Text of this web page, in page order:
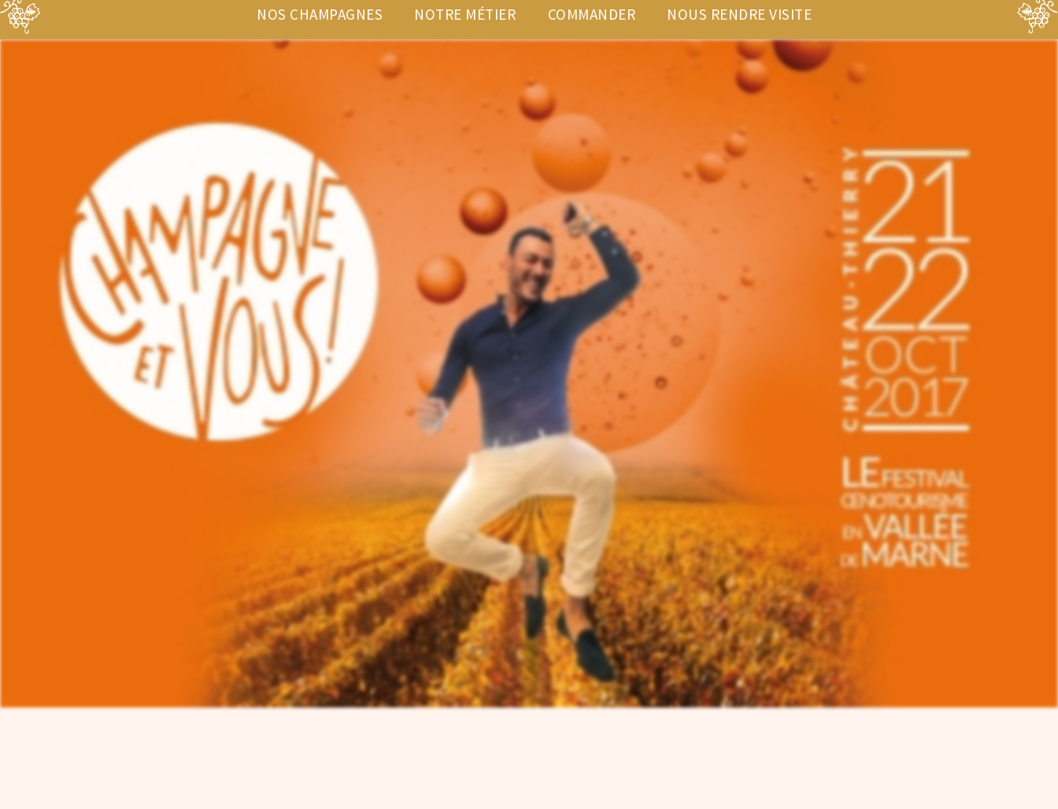
NOS CHAMPAGNES NOTRE MÉTIER COMMANDER NOUS RENDRE VISITE